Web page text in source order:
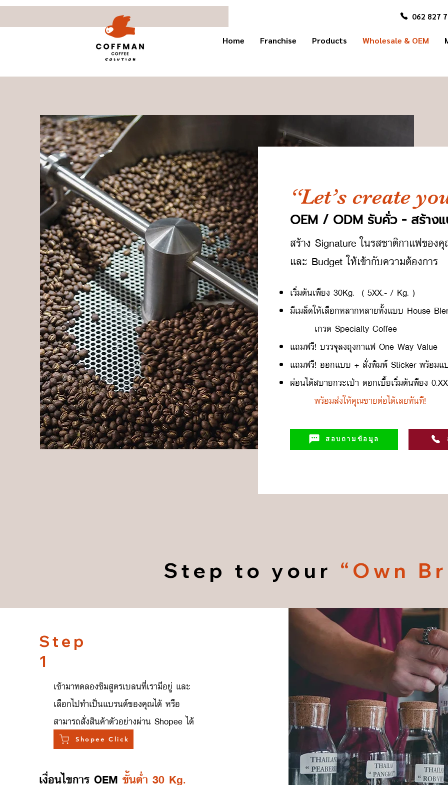
062 827
Home Franchise Products Wholesale & OEM
“Let’s create
OEM / ODM รับคั่ว - สร้าง
สร้าง Signature ในรสชาติกาแฟขอ
และ Budget ให้เข้ากับความต้องการ
เริ่มต้นเพียง 30Kg. ( 5XX.- / Kg. )
มีเมล็ดให้เลือกหลากหลายทั้งแบบ House
เกรด Specialty Coffee
แถมฟรี! บรรจุลงถุงกาแฟ One Way Value
แถมฟรี! ออกแบบ + สั่งพิมพ์ Sticker พร้อมแ
ผ่อนได้สบายกระเป๋า ดอกเบี้ยเริ่มต้นพียง
พร้อมส่งให้คุณขายต่อได้เลยทันที!
สอบถามข้อมูล
Step to your “Own
Step
1
เข้ามาทดลองชิมสูตรเบลนที่เรามีอยู่ และ
เลือกไปทำเป็นแบรนด์ของคุณได้ หรือ
สามารถสั่งสินค้าตัวอย่างผ่าน Shopee ได้
Shopee Click
เงื่อนไขการ OEMขั้นต่ำ 30 Kg.